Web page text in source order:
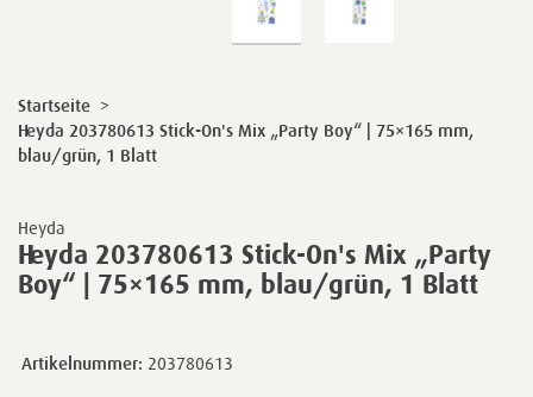
Heyda
Heyda 203780613 Stick-On's Mix „Party
Boy“ | 75×165 mm, blau/grün, 1 Blatt
Startseite >
Heyda 203780613 Stick-On's Mix „Party Boy“ | 75×165 mm,
blau/grün, 1 Blatt
Artikelnummer: 203780613